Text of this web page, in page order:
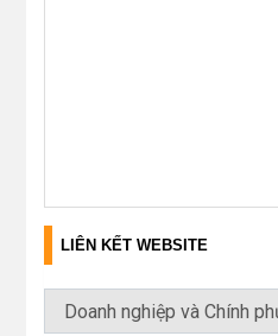
LIÊN KẾT WEBSITE